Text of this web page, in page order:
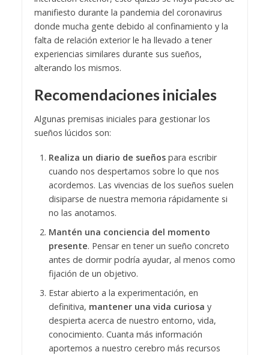
manifiesto durante la pandemia del coronavirus
donde mucha gente debido al confinamiento y la
falta de relación exterior le ha llevado a tener
experiencias similares durante sus sueños,
alterando los mismos.
Recomendaciones iniciales
Algunas premisas iniciales para gestionar los
sueños lúcidos son:
Realiza un diario de sueños para escribir
cuando nos despertamos sobre lo que nos
acordemos. Las vivencias de los sueños suelen
disiparse de nuestra memoria rápidamente si
no las anotamos.
Mantén una conciencia del momento
presente. Pensar en tener un sueño concreto
antes de dormir podría ayudar, al menos como
fijación de un objetivo.
Estar abierto a la experimentación, en
definitiva, mantener una vida curiosa y
despierta acerca de nuestro entorno, vida,
conocimiento. Cuanta más información
aportemos a nuestro cerebro más recursos